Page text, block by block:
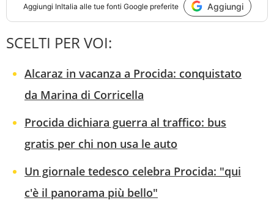
Aggiungi InItalia alle tue fonti Google preferite Aggiungi
SCELTI PER VOI:
Alcaraz in vacanza a Procida: conquistato
da Marina di Corricella
Procida dichiara guerra al traffico: bus
gratis per chi non usa le auto
Un giornale tedesco celebra Procida: "qui
c'è il panorama più bello"